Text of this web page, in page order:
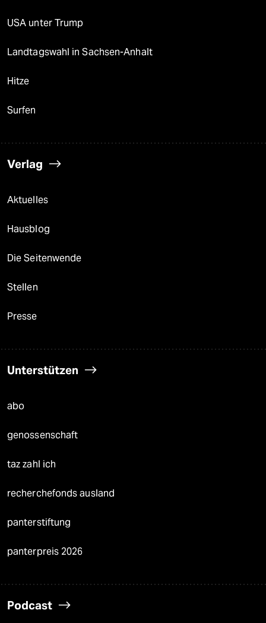
USA unter Trump
Landtagswahl in Sachsen-Anhalt
Hitze
Surfen
Verlag
Aktuelles
Hausblog
Die Seitenwende
Stellen
Presse
Unterstützen
abo
genossenschaft
taz zahl ich
recherchefonds ausland
panterstiftung
panterpreis 2026
Podcast